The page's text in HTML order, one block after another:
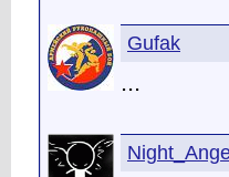
Gufak
...